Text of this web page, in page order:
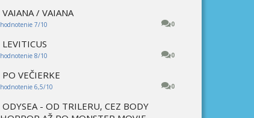
VAIANA / VAIANA
0
hodnotenie 7/10
LEVITICUS
0
hodnotenie 8/10
PO VEČIERKE
0
hodnotenie 6,5/10
ODYSEA - OD TRILERU, CEZ BODY